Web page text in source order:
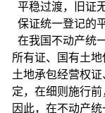
平稳过渡，旧证
保证统一登记的
在我国不动产统
所有证、国有土
土地承包经营权
定，在细则施行
因此，在不动产